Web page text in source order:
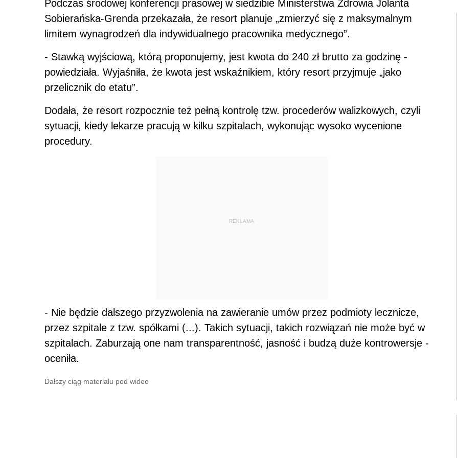
Podczas środowej konferencji prasowej w siedzibie Ministerstwa Zdrowia Jolanta
Sobierańska-Grenda przekazała, że resort planuje „zmierzyć się z maksymalnym
limitem wynagrodzeń dla indywidualnego pracownika medycznego”.
- Stawką wyjściową, którą proponujemy, jest kwota do 240 zł brutto za godzinę -
powiedziała. Wyjaśniła, że kwota jest wskaźnikiem, który resort przyjmuje „jako
przelicznik do etatu”.
Dodała, że resort rozpocznie też pełną kontrolę tzw. procederów walizkowych, czyli
sytuacji, kiedy lekarze pracują w kilku szpitalach, wykonując wysoko wycenione
procedury.
REKLAMA
- Nie będzie dalszego przyzwolenia na zawieranie umów przez podmioty lecznicze,
przez szpitale z tzw. spółkami (...). Takich sytuacji, takich rozwiązań nie może być w
szpitalach. Zaburzają one nam transparentność, jasność i budzą duże kontrowersje -
oceniła.
Dalszy ciąg materiału pod wideo